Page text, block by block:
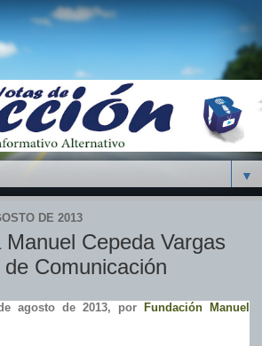
▼
DE 2013
Cepeda Vargas
Comunicación
agosto de 2013, por
Fundación Manuel